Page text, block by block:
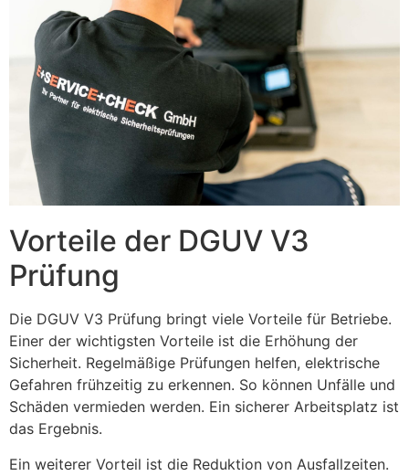
Vorteile der DGUV V3
Prüfung
Die DGUV V3 Prüfung bringt viele Vorteile für Betriebe.
Einer der wichtigsten Vorteile ist die Erhöhung der
Sicherheit. Regelmäßige Prüfungen helfen, elektrische
Gefahren frühzeitig zu erkennen. So können Unfälle und
Schäden vermieden werden. Ein sicherer Arbeitsplatz ist
das Ergebnis.
Ein weiterer Vorteil ist die Reduktion von Ausfallzeiten.